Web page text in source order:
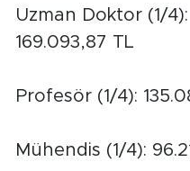
Uzman Doktor (1/4):
169.093,87 TL
Profesör (1/4):
Mühendis (1/4):